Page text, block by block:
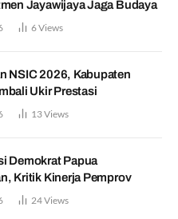
Jayawijaya Jaga Budaya
6Views
NSIC 2026, Kabupaten
Ukir Prestasi
13Views
Demokrat Papua
Kritik Kinerja Pemprov
24Views